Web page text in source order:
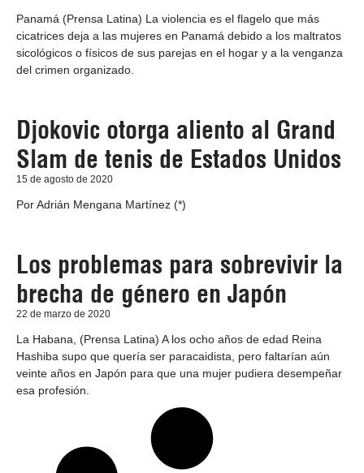
Panamá (Prensa Latina) La violencia es el flagelo que más
cicatrices deja a las mujeres en Panamá debido a los maltratos
sicológicos o físicos de sus parejas en el hogar y a la venganza
del crimen organizado.
Djokovic otorga aliento al Grand
Slam de tenis de Estados Unidos
15 de agosto de 2020
Por Adrián Mengana Martínez (*)
Los problemas para sobrevivir la
brecha de género en Japón
22 de marzo de 2020
La Habana, (Prensa Latina) A los ocho años de edad Reina
Hashiba supo que quería ser paracaidista, pero faltarían aún
veinte años en Japón para que una mujer pudiera desempeñar
esa profesión.